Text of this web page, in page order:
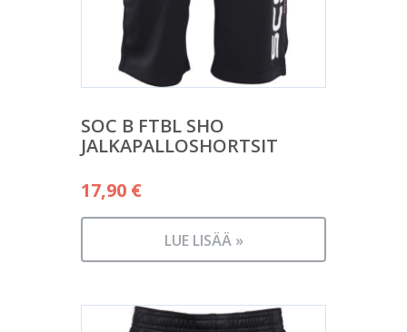
SOC B FTBL SHO
JALKAPALLOSHORTSIT
17,90 €
LUE LISÄÄ »